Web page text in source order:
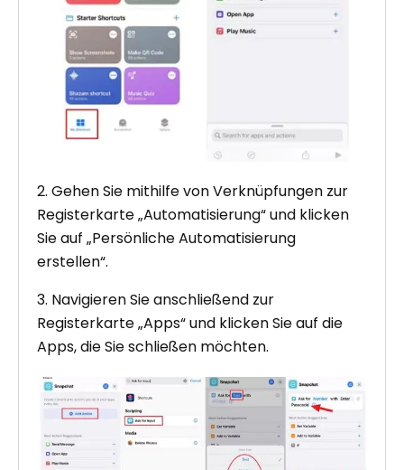
2. Gehen Sie mithilfe von Verknüpfungen zur
Registerkarte „Automatisierung“ und klicken
Sie auf „Persönliche Automatisierung
erstellen“.
3. Navigieren Sie anschließend zur
Registerkarte „Apps“ und klicken Sie auf die
Apps, die Sie schließen möchten.